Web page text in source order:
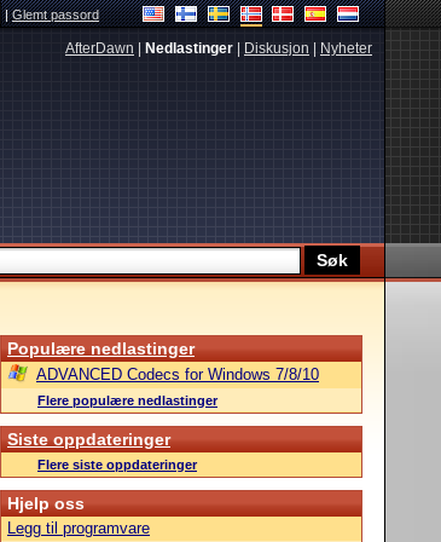
|Glemt passord
AfterDawn Nedlastinger Diskusjon Nyheter
Populære nedlastinger
ADVANCED Codecs for Windows 7/8/10
Flere populære nedlastinger
Siste oppdateringer
Flere siste oppdateringer
Hjelp oss
Legg til programvare